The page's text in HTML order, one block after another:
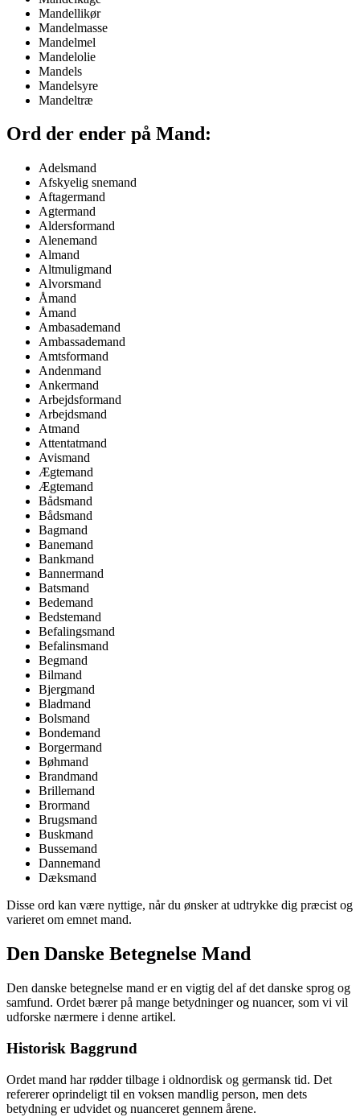
Mandellikør
Mandelmasse
Mandelmel
Mandelolie
Mandels
Mandelsyre
Mandeltræ
Ord der ender på Mand:
Adelsmand
Afskyelig snemand
Aftagermand
Agtermand
Aldersformand
Alenemand
Almand
Altmuligmand
Alvorsmand
Åmand
Åmand
Ambasademand
Ambassademand
Amtsformand
Andenmand
Ankermand
Arbejdsformand
Arbejdsmand
Atmand
Attentatmand
Avismand
Ægtemand
Ægtemand
Bådsmand
Bådsmand
Bagmand
Banemand
Bankmand
Bannermand
Batsmand
Bedemand
Bedstemand
Befalingsmand
Befalinsmand
Begmand
Bilmand
Bjergmand
Bladmand
Bolsmand
Bondemand
Borgermand
Bøhmand
Brandmand
Brillemand
Brormand
Brugsmand
Buskmand
Bussemand
Dannemand
Dæksmand
Disse ord kan være nyttige, når du ønsker at udtrykke dig præcist og
varieret om emnet mand.
Den Danske Betegnelse Mand
Den danske betegnelse mand er en vigtig del af det danske sprog og
samfund. Ordet bærer på mange betydninger og nuancer, som vi vil
udforske nærmere i denne artikel.
Historisk Baggrund
Ordet mand har rødder tilbage i oldnordisk og germansk tid. Det
refererer oprindeligt til en voksen mandlig person, men dets
betydning er udvidet og nuanceret gennem årene.